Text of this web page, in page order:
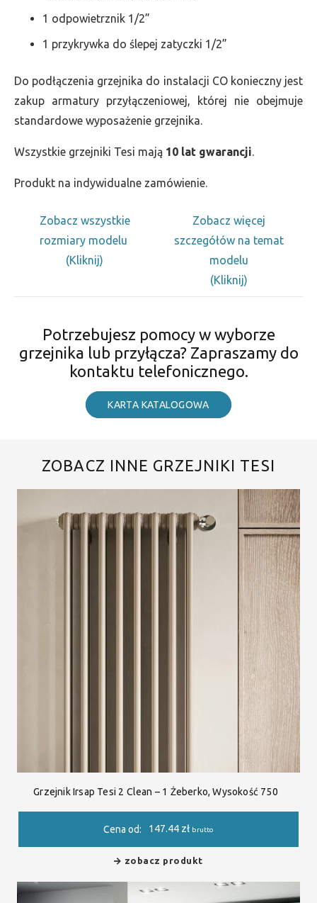
1 odpowietrznik 1/2”
1 przykrywka do ślepej zatyczki 1/2”
Do podłączenia grzejnika do instalacji CO konieczny jest
zakup armatury przyłączeniowej, której nie obejmuje
standardowe wyposażenie grzejnika.
Wszystkie grzejniki Tesi mają 10 lat gwarancji.
Produkt na indywidualne zamówienie.
Zobacz wszystkie
rozmiary modelu
(Kliknij)
Zobacz więcej
szczegółów na temat
modelu
(Kliknij)
Potrzebujesz pomocy w wyborze
grzejnika lub przyłącza? Zapraszamy do
kontaktu telefonicznego.
KARTA KATALOGOWA
ZOBACZ INNE GRZEJNIKI TESI
Grzejnik Irsap Tesi 2 Clean – 1 Żeberko, Wysokość 750
Cena od: 147.44 zł brutto
zobacz produkt